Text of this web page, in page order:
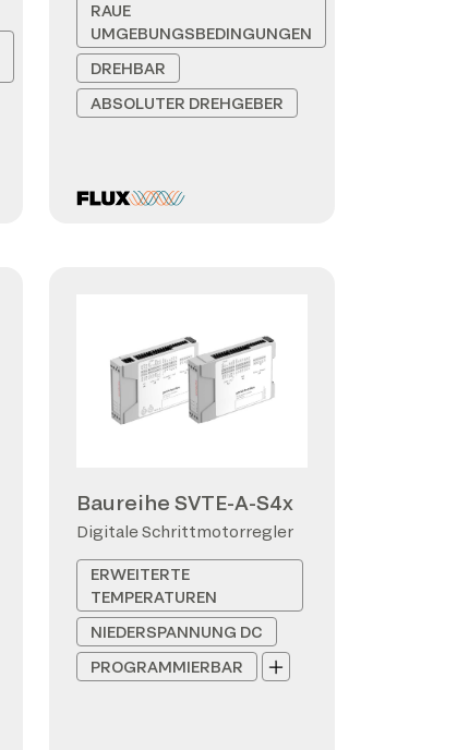
RAUE
UMGEBUNGSBEDINGUNGEN
DREHBAR
ABSOLUTER DREHGEBER
Baureihe SVTE-A-S4x
Digitale Schrittmotorregler
ERWEITERTE
TEMPERATUREN
NIEDERSPANNUNG DC
PROGRAMMIERBAR